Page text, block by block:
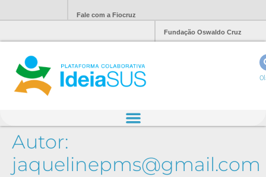
Fale com a Fiocruz
Fundação Oswaldo Cruz
Autor:
jaquelinepms@gmail.com